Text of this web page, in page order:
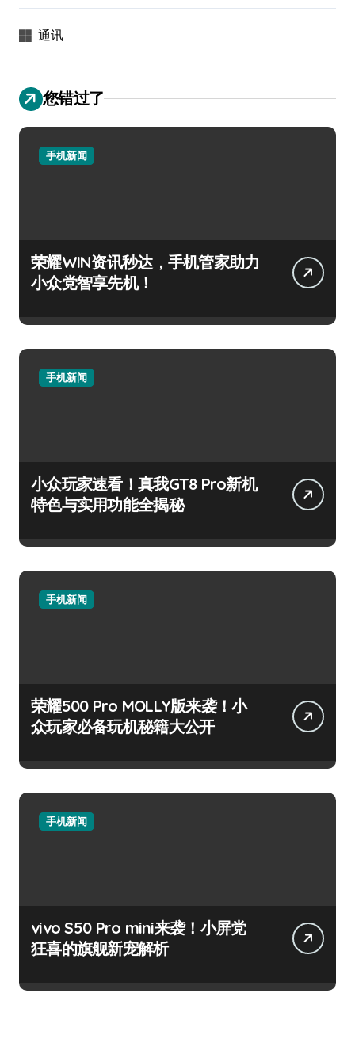
通讯
您错过了
手机新闻
荣耀WIN资讯秒达，手机管家助力
小众党智享先机！
手机新闻
小众玩家速看！真我GT8 Pro新机
特色与实用功能全揭秘
手机新闻
荣耀500 Pro MOLLY版来袭！小
众玩家必备玩机秘籍大公开
手机新闻
vivo S50 Pro mini来袭！小屏党
狂喜的旗舰新宠解析